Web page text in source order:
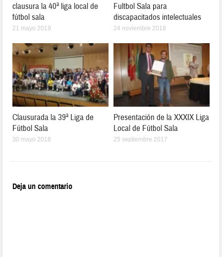
clausura la 40ª liga local de
fútbol sala
21 mayo 2019
Fultbol Sala para
discapacitados intelectuales
24 noviembre 2018
Clausurada la 39ª Liga de
Fútbol Sala
30 mayo 2018
Presentación de la XXXIX Liga
Local de Fútbol Sala
25 septiembre 2017
Deja un comentario